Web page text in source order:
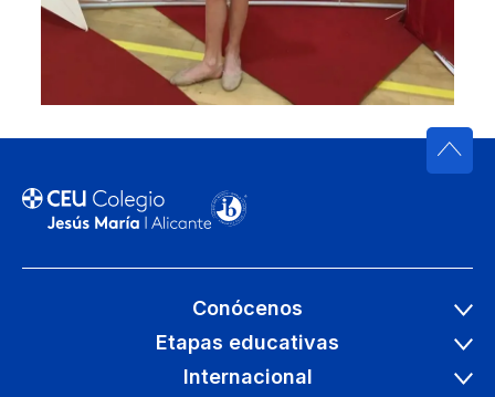
Conócenos
Etapas educativas
Internacional